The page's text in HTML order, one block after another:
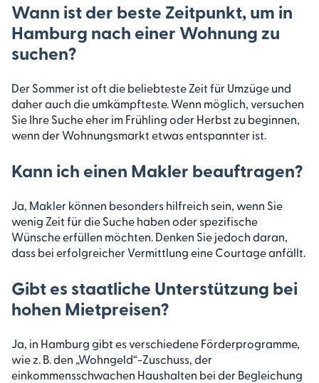
Wann ist der beste Zeitpunkt, um in
Hamburg nach einer Wohnung zu
suchen?
Der Sommer ist oft die beliebteste Zeit für Umzüge und
daher auch die umkämpfteste. Wenn möglich, versuchen
Sie Ihre Suche eher im Frühling oder Herbst zu beginnen,
wenn der Wohnungsmarkt etwas entspannter ist.
Kann ich einen Makler beauftragen?
Ja, Makler können besonders hilfreich sein, wenn Sie
wenig Zeit für die Suche haben oder spezifische
Wünsche erfüllen möchten. Denken Sie jedoch daran,
dass bei erfolgreicher Vermittlung eine Courtage anfällt.
Gibt es staatliche Unterstützung bei
hohen Mietpreisen?
Ja, in Hamburg gibt es verschiedene Förderprogramme,
wie z. B. den „Wohngeld“-Zuschuss, der
einkommensschwachen Haushalten bei der Begleichung